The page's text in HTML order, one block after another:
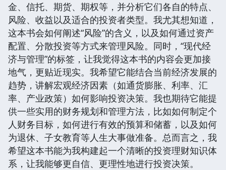
金、信托、期货、期权等，并分析它们各自的特点、
风险、收益以及适合的投资者类型。我尤其想知道，
这本书会如何阐述“风险”的含义，以及如何通过资产
配置、分散投资等方式来管理风险。同时，“现代经
济与管理”的标签，让我觉得这本书的内容会更加接
地气，更贴近现实。我希望它能结合当前经济发展的
趋势，讲解宏观经济因素（如通货膨胀、利率、汇
率、产业政策）如何影响投资决策。我也期待它能提
供一些实用的财务规划和管理方法，比如如何制定个
人财务目标，如何进行有效的预算和储蓄，以及如何
为退休、子女教育等人生大事做准备。总而言之，我
希望这本书能为我构建起一个清晰的投资理财知识体
系，让我能够更自信、更理性地进行投资决策。